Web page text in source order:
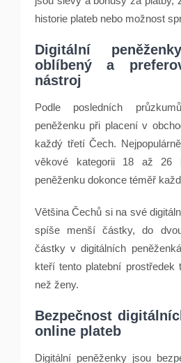
historie plateb nebo možnost
Digitální
oblíbený a
nástroj
Podle posledních
peněženku při placení v
každý třetí Čech.
věkové kategorii 18 až 26
peněženku dokonce téměř
Většina Čechů si na své
spíše menší částky, do
částky v digitálních
kteří tento platební prostředek
než ženy.
Bezpečnost
online plateb
Digitální peněženky jsou